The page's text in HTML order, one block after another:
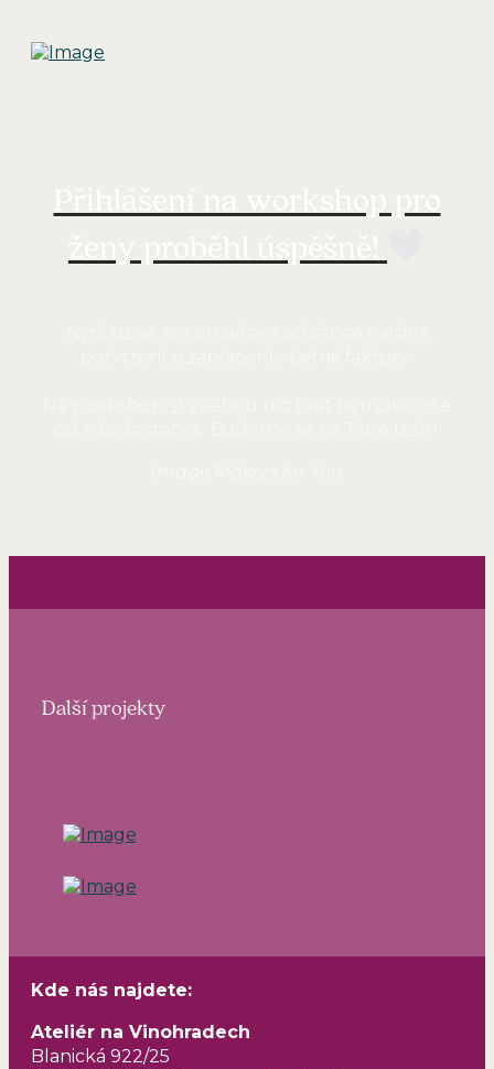
Další projekty
Kde nás najdete:
Ateliér na Vinohradech
Blanická 922/25